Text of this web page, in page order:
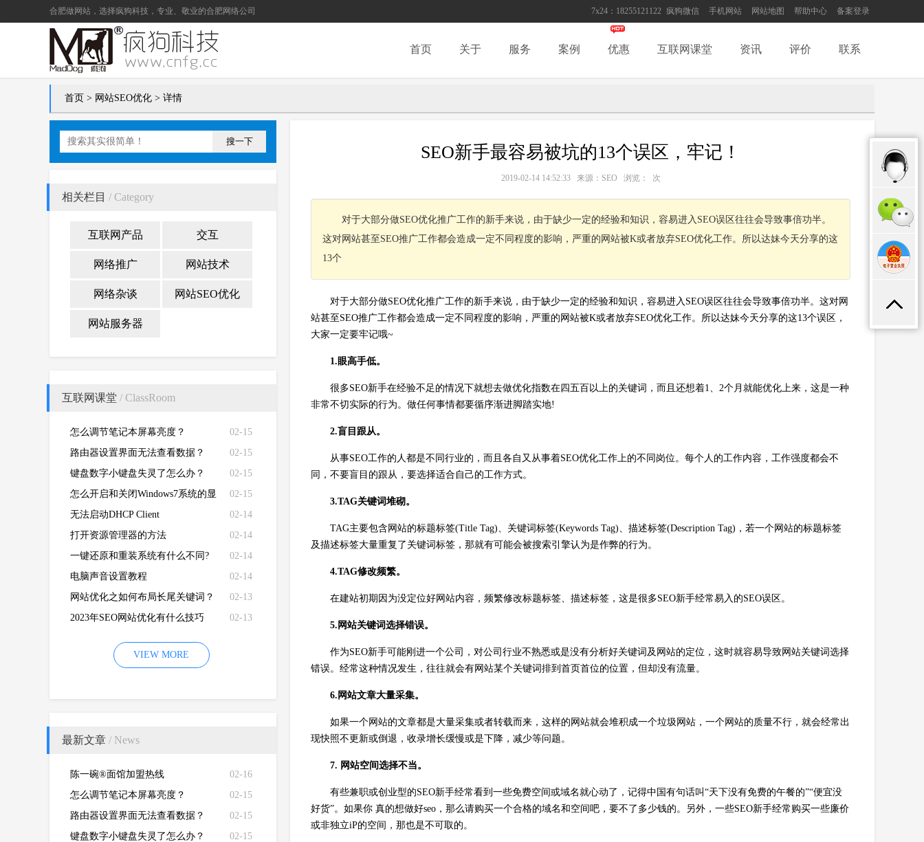
7x24：18255121122 疯狗微信 手机网站 网站地图 帮助中心 备案登录
合肥做网站 ，选择疯狗科技，专业、敬业的合肥网络公司
首页 关于 服务 案例 优惠 互联网课堂 资讯 评价 联系
首页 > 网站SEO优化 > 详情
搜一下
相关栏目 / Category
互联网产品 交互
网络推广 网站技术
网络杂谈 网站SEO优化
网站服务器
互联网课堂 / ClassRoom
02-15
怎么调节笔记本屏幕亮度？
02-15
路由器设置界面无法查看数据？
02-15
键盘数字小键盘失灵了怎么办？
02-15
怎么开启和关闭Windows7系统的显
卡硬件加速功能
02-14
无法启动DHCP Client
02-14
打开资源管理器的方法
02-14
一键还原和重装系统有什么不同?
02-14
电脑声音设置教程
02-13
网站优化之如何布局长尾关键词？
02-13
2023年SEO网站优化有什么技巧
VIEW MORE
最新文章 / News
02-16
陈一碗®面馆加盟热线
02-15
怎么调节笔记本屏幕亮度？
02-15
路由器设置界面无法查看数据？
02-15
键盘数字小键盘失灵了怎么办？
SEO新手最容易被坑的13个误区，牢记！
2019-02-14 14:52:33 来源：SEO 浏览： 次
对于大部分做SEO优化推广工作的新手来说，由于缺少一定的经验和知识，容易进入SEO误区往往会导致事倍功半。
这对网站甚至SEO推广工作都会造成一定不同程度的影响，严重的网站被K或者放弃SEO优化工作。所以达妹今天分享的这
13个
对于大部分做SEO优化推广工作的新手来说，由于缺少一定的经验和知识，容易进入SEO误区往往会导致事倍功半。这对网
站甚至SEO推广工作都会造成一定不同程度的影响，严重的网站被K或者放弃SEO优化工作。所以达妹今天分享的这13个误区，
大家一定要牢记哦~
1.眼高手低。
很多SEO新手在经验不足的情况下就想去做优化指数在四五百以上的关键词，而且还想着1、2个月就能优化上来，这是一种
非常不切实际的行为。做任何事情都要循序渐进脚踏实地!
2.盲目跟从。
从事SEO工作的人都是不同行业的，而且各自又从事着SEO优化工作上的不同岗位。每个人的工作内容，工作强度都会不
同，不要盲目的跟从，要选择适合自己的工作方式。
3.TAG关键词堆砌。
TAG主要包含网站的标题标签(Title Tag)、关键词标签(Keywords Tag)、描述标签(Description Tag)，若一个网站的标题标签
及描述标签大量重复了关键词标签，那就有可能会被搜索引擎认为是作弊的行为。
4.TAG修改频繁。
在建站初期因为没定位好网站内容，频繁修改标题标签、描述标签，这是很多SEO新手经常易入的SEO误区。
5.网站关键词选择错误。
作为SEO新手可能刚进一个公司，对公司行业不熟悉或是没有分析好关键词及网站的定位，这时就容易导致网站关键词选择
错误。经常这种情况发生，往往就会有网站某个关键词排到首页首位的位置，但却没有流量。
6.网站文章大量采集。
如果一个网站的文章都是大量采集或者转载而来，这样的网站就会堆积成一个垃圾网站，一个网站的质量不行，就会经常出
现快照不更新或倒退，收录增长缓慢或是下降，减少等问题。
7. 网站空间选择不当。
有些兼职或创业型的SEO新手经常看到一些免费空间或域名就心动了，记得中国有句话叫“天下没有免费的午餐的”“便宜没
好货”。如果你 真的想做好seo，那么请购买一个合格的域名和空间吧，要不了多少钱的。另外，一些SEO新手经常购买一些廉价
或非独立iP的空间，那也是不可取的。